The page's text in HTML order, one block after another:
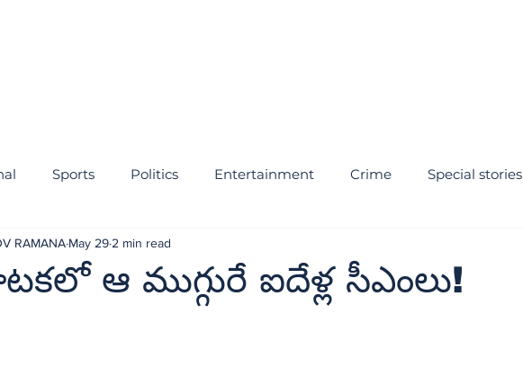
Sports Politics Entertainment Crime Special stories
ఆ ముగ్గురే ఐదేళ్ల సీఎంలు!
RAMANA May 29 2 min read